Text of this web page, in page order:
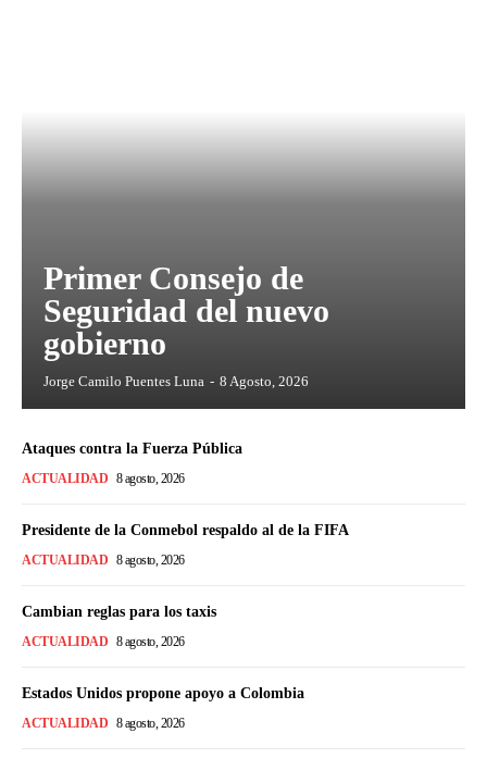
Primer Consejo de
Seguridad del nuevo
gobierno
Jorge Camilo Puentes Luna - 8 Agosto, 2026
Ataques contra la Fuerza Pública
ACTUALIDAD 8 agosto, 2026
Presidente de la Conmebol respaldo al de la FIFA
ACTUALIDAD 8 agosto, 2026
Cambian reglas para los taxis
ACTUALIDAD 8 agosto, 2026
Estados Unidos propone apoyo a Colombia
ACTUALIDAD 8 agosto, 2026